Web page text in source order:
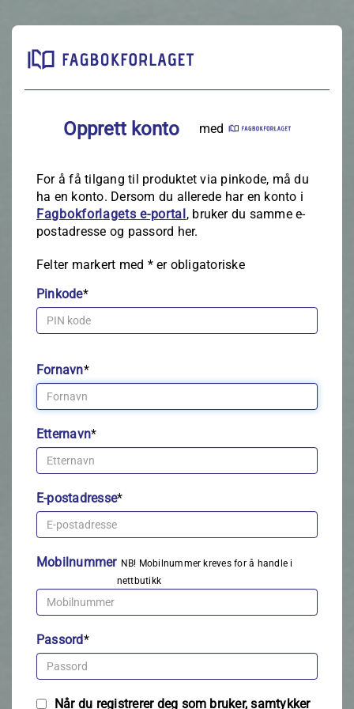
Opprett konto med
For å få tilgang til produktet via pinkode, må du
ha en konto. Dersom du allerede har en konto i
Fagbokforlagets e‑portal, bruker du samme e-
postadresse og passord her.
Felter markert med *er obligatoriske
Pinkode*
Fornavn*
Etternavn*
E-postadresse*
Mobilnummer NB! Mobilnummer kreves for å handle i
nettbutikk
Passord*
Når du registrerer deg som bruker, samtykker